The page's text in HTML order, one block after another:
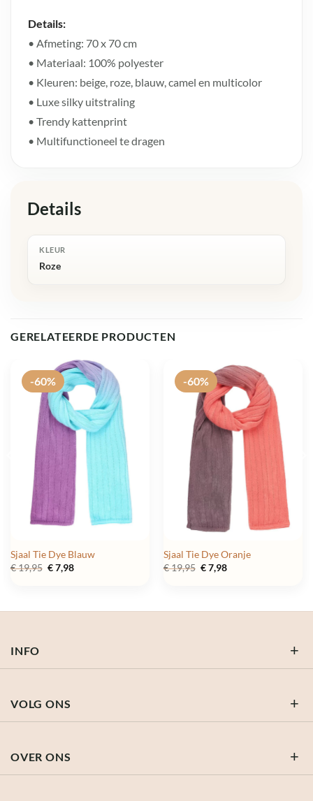
Details:
• Afmeting: 70 x 70 cm
• Materiaal: 100% polyester
• Kleuren: beige, roze, blauw, camel en multicolor
• Luxe silky uitstraling
• Trendy kattenprint
• Multifunctioneel te dragen
Details
KLEUR
Roze
GERELATEERDE PRODUCTEN
-60%
Sjaal Tie Dye Blauw
€19,95 Oorspronkelijke
prijs
€7,98Huidige
-60%
Sjaal Tie Dye Oranje
€19,95 Oorspronkelijke
prijs
€7,98Huidige
INFO
VOLG ONS
OVER ONS